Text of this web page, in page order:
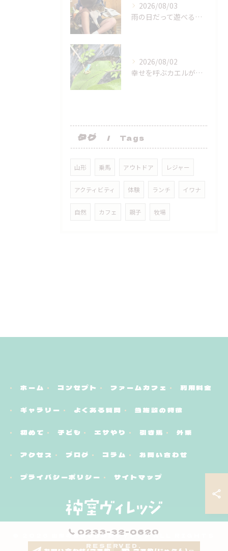
2026/08/03
雨の日だって遊べるよー！
2026/08/02
幸せを呼ぶカエルが来てくれた！
タグ Tags
山形 乗馬 アウトドア レジャー
アクティビティ 体験 ランチ イワナ
自然 カフェ 親子 牧場
0233-32-0620
ホーム コンセプト ファームカフェ 利用料金
ギャラリー よくある質問 当施設の特徴
初めて 子ども エサやり 引き馬 外乗
アクセス ブログ コラム お問い合わせ
プライバシーポリシー サイトマップ
© 2026 山形の乗馬なら神室ヴィレッジ ALL RIGHTS
RESERVED.